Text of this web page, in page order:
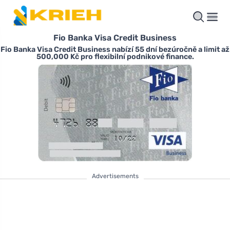
Fio Banka Visa Credit Business
Fio Banka Visa Credit Business nabízí 55 dní bezúročně a limit až
500,000 Kč pro flexibilní podnikové finance.
Advertisements